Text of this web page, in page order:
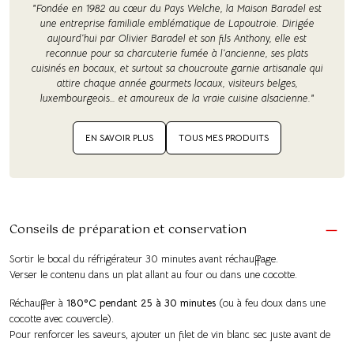
"Fondée en 1982 au cœur du Pays Welche, la Maison Baradel est
une entreprise familiale emblématique de Lapoutroie. Dirigée
aujourd’hui par Olivier Baradel et son fils Anthony, elle est
reconnue pour sa charcuterie fumée à l’ancienne, ses plats
cuisinés en bocaux, et surtout sa choucroute garnie artisanale qui
attire chaque année gourmets locaux, visiteurs belges,
luxembourgeois… et amoureux de la vraie cuisine alsacienne."
EN SAVOIR PLUS TOUS MES PRODUITS
Conseils de préparation et conservation
Sortir le bocal du réfrigérateur 30 minutes avant réchauffage.
Verser le contenu dans un plat allant au four ou dans une cocotte.
Réchauffer à 180°C pendant 25 à 30 minutes (ou à feu doux dans une
cocotte avec couvercle).
Pour renforcer les saveurs, ajouter un filet de vin blanc sec juste avant de